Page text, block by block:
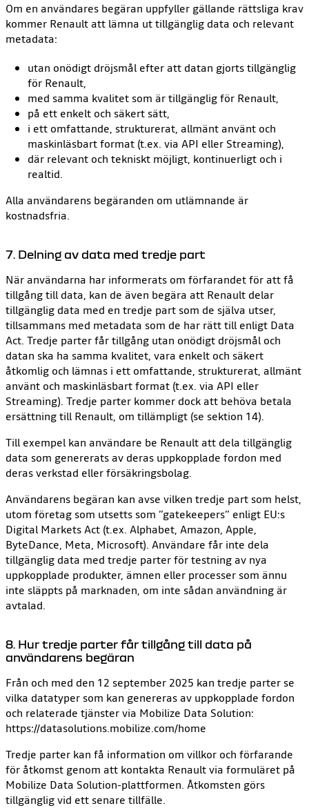
Om en användares begäran uppfyller gällande rättsliga krav
kommer Renault att lämna ut tillgänglig data och relevant
metadata:
utan onödigt dröjsmål efter att datan gjorts tillgänglig
för Renault,
med samma kvalitet som är tillgänglig för Renault,
på ett enkelt och säkert sätt,
i ett omfattande, strukturerat, allmänt använt och
maskinläsbart format (t.ex. via API eller Streaming),
där relevant och tekniskt möjligt, kontinuerligt och i
realtid.
Alla användarens begäranden om utlämnande är
kostnadsfria.
7. Delning av data med tredje part
När användarna har informerats om förfarandet för att få
tillgång till data, kan de även begära att Renault delar
tillgänglig data med en tredje part som de själva utser,
tillsammans med metadata som de har rätt till enligt Data
Act. Tredje parter får tillgång utan onödigt dröjsmål och
datan ska ha samma kvalitet, vara enkelt och säkert
åtkomlig och lämnas i ett omfattande, strukturerat, allmänt
använt och maskinläsbart format (t.ex. via API eller
Streaming). Tredje parter kommer dock att behöva betala
ersättning till Renault, om tillämpligt (se sektion 14).
Till exempel kan användare be Renault att dela tillgänglig
data som genererats av deras uppkopplade fordon med
deras verkstad eller försäkringsbolag.
Användarens begäran kan avse vilken tredje part som helst,
utom företag som utsetts som ”gatekeepers” enligt EU:s
Digital Markets Act (t.ex. Alphabet, Amazon, Apple,
ByteDance, Meta, Microsoft). Användare får inte dela
tillgänglig data med tredje parter för testning av nya
uppkopplade produkter, ämnen eller processer som ännu
inte släppts på marknaden, om inte sådan användning är
avtalad.
8. Hur tredje parter får tillgång till data på
användarens begäran
Från och med den 12 september 2025 kan tredje parter se
vilka datatyper som kan genereras av uppkopplade fordon
och relaterade tjänster via Mobilize Data Solution:
https://datasolutions.mobilize.com/home
Tredje parter kan få information om villkor och förfarande
för åtkomst genom att kontakta Renault via formuläret på
Mobilize Data Solution-plattformen. Åtkomsten görs
tillgänglig vid ett senare tillfälle.